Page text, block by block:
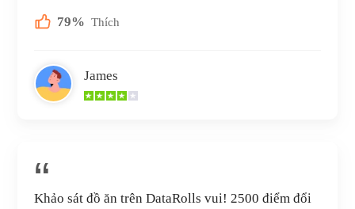
79% Thích
James
Khảo sát đồ ăn trên DataRolls vui! 2500 điểm đổi